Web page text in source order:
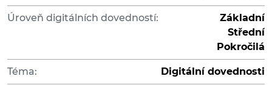
Úroveň digitálních dovedností:
Základní
Střední
Pokročilá
Téma: Digitální dovednosti